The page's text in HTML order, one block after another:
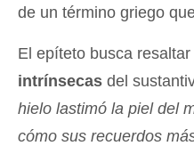
de un término griego
El epíteto busca resaltar
intrínsecas del
hielo lastimó la piel del
cómo sus recuerdos